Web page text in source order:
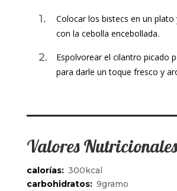
Colocar los bistecs en un plato
con la cebolla encebollada.
Espolvorear el cilantro picado
para darle un toque fresco y
Valores Nutricionales
calorías: 300kcal
carbohidratos: 9gramo